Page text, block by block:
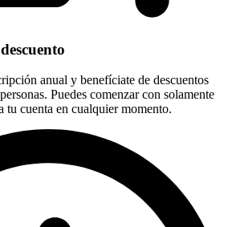
anual y benefíciate de descuentos
Puedes comenzar con solamente
tu cuenta en cualquier momento.